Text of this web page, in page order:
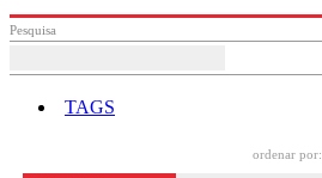
Pesquisa
TAGS
ordenar por: